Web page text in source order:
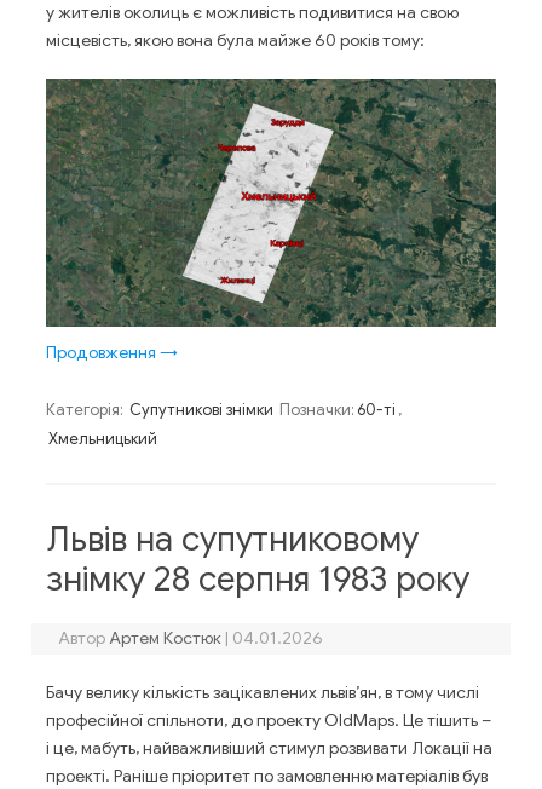
у жителів околиць є можливість подивитися на свою
місцевість, якою вона була майже 60 років тому:
Продовження →
Категорія: Супутникові знімки Позначки: 60-ті ,
Хмельницький
Львів на супутниковому
знімку 28 серпня 1983 року
Автор Артем Костюк | 04.01.2026
Бачу велику кількість зацікавлених львів’ян, в тому числі
професійної спільноти, до проекту OldMaps. Це тішить –
і це, мабуть, найважливіший стимул розвивати Локації на
проекті. Раніше пріоритет по замовленню матеріалів був